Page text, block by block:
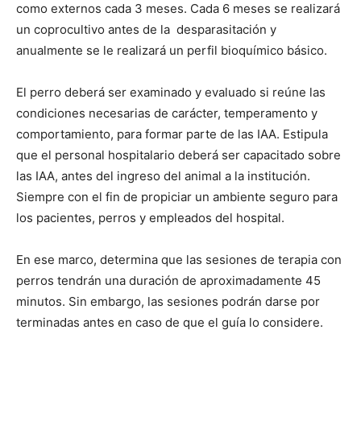
como externos cada 3 meses. Cada 6 meses se realizará
un coprocultivo antes de la desparasitación y
anualmente se le realizará un perfil bioquímico básico.
El perro deberá ser examinado y evaluado si reúne las
condiciones necesarias de carácter, temperamento y
comportamiento, para formar parte de las IAA. Estipula
que el personal hospitalario deberá ser capacitado sobre
las IAA, antes del ingreso del animal a la institución.
Siempre con el fin de propiciar un ambiente seguro para
los pacientes, perros y empleados del hospital.
En ese marco, determina que las sesiones de terapia con
perros tendrán una duración de aproximadamente 45
minutos. Sin embargo, las sesiones podrán darse por
terminadas antes en caso de que el guía lo considere.